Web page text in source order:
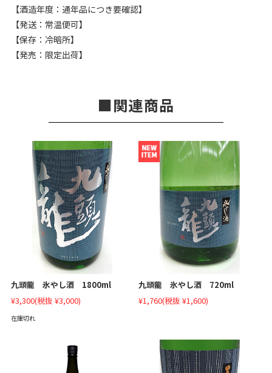
【酒造年度：通年品につき要確認】
【発送：常温便可】
【保存：冷暗所】
【発売：限定出荷】
関連商品
九頭龍 氷やし酒 1800ml
¥3,300(税抜 ¥3,000)
在庫切れ
九頭龍 氷やし酒 720ml
¥1,760(税抜 ¥1,600)